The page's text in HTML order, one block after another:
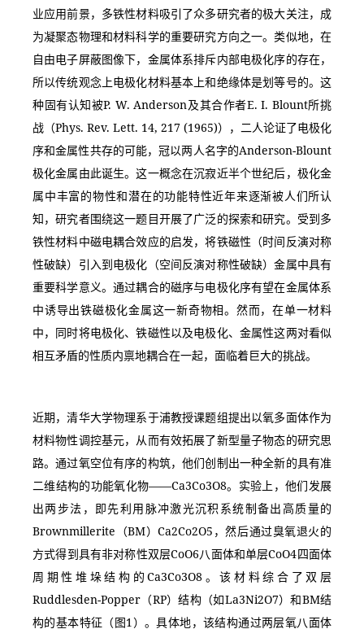
业应用前景，多铁性材料吸引了众多研究者的极大关注，成
为凝聚态物理和材料科学的重要研究方向之一。类似地，在
自由电子屏蔽图像下，金属体系排斥内部电极化序的存在，
所以传统观念上电极化材料基本上和绝缘体是划等号的。这
种固有认知被P. W. Anderson及其合作者E. I. Blount所挑
战（Phys. Rev. Lett. 14, 217 (1965)），二人论证了电极化
序和金属性共存的可能，冠以两人名字的Anderson-Blount
极化金属由此诞生。这一概念在沉寂近半个世纪后，极化金
属中丰富的物性和潜在的功能特性近年来逐渐被人们所认
知，研究者围绕这一题目开展了广泛的探索和研究。受到多
铁性材料中磁电耦合效应的启发，将铁磁性（时间反演对称
性破缺）引入到电极化（空间反演对称性破缺）金属中具有
重要科学意义。通过耦合的磁序与电极化序有望在金属体系
中诱导出铁磁极化金属这一新奇物相。然而，在单一材料
中，同时将电极化、铁磁性以及电极化、金属性这两对看似
相互矛盾的性质内禀地耦合在一起，面临着巨大的挑战。
近期，清华大学物理系于浦教授课题组提出以氧多面体作为
材料物性调控基元，从而有效拓展了新型量子物态的研究思
路。通过氧空位有序的构筑，他们创制出一种全新的具有准
二维结构的功能氧化物——Ca3Co3O8。实验上，他们发展
出两步法，即先利用脉冲激光沉积系统制备出高质量的
Brownmillerite（BM）Ca2Co2O5，然后通过臭氧退火的
方式得到具有非对称性双层CoO6八面体和单层CoO4四面体
周期性堆垛结构的Ca3Co3O8。该材料综合了双层
Ruddlesden-Popper（RP）结构（如La3Ni2O7）和BM结
构的基本特征（图1）。具体地，该结构通过两层氧八面体